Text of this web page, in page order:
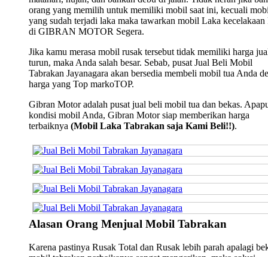
orang yang memilih untuk memiliki mobil saat ini, kecuali
yang sudah terjadi laka maka tawarkan mobil Laka kecelakaan
di GIBRAN MOTOR Segera.
Jika kamu merasa mobil rusak tersebut tidak memiliki harga
turun, maka Anda salah besar. Sebab, pusat Jual Beli Mobil
Tabrakan Jayanagara akan bersedia membeli mobil tua Anda
harga yang Top markoTOP.
Gibran Motor adalah pusat jual beli mobil tua dan bekas.
kondisi mobil Anda, Gibran Motor siap memberikan harga
terbaiknya (Mobil Laka Tabrakan saja Kami Beli!!).
Alasan Orang Menjual Mobil Tabrakan
Karena pastinya Rusak Total dan Rusak lebih parah apalagi